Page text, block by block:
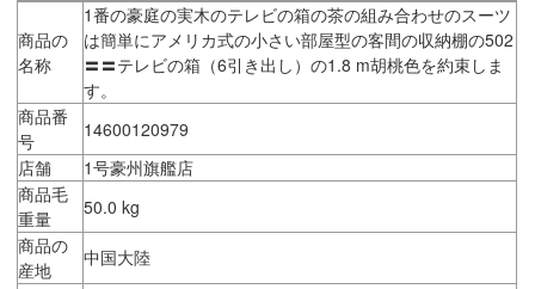
商品の
名称
1番の豪庭の実木のテレビの箱の茶の組み合わせのスーツ
は簡単にアメリカ式の小さい部屋型の客間の収納棚の502
〓〓テレビの箱（6引き出し）の1.8 m胡桃色を約束しま
す。
商品番
号
14600120979
店舗
1号豪州旗艦店
商品毛
重量
50.0 kg
商品の
産地
中国大陸